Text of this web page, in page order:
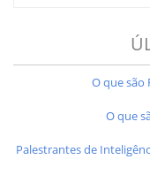
O que são
O que
Palestrantes de